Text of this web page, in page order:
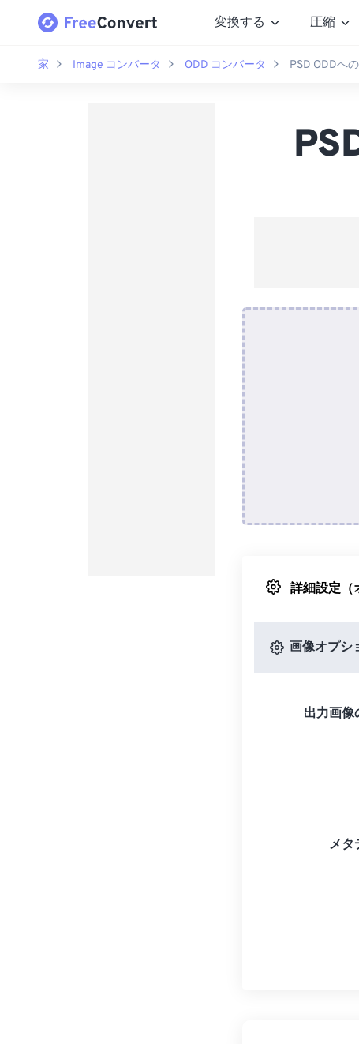
変換する 圧縮
家 Image コンバータ ODD コンバータ PSD ODDへ
詳細設定（
画像オプシ
出力画像
メタ